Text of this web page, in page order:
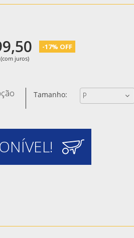
-17% OFF
juros)
Tamanho: